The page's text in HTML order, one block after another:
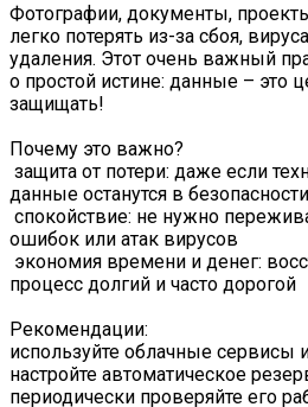
Фотографии, документы,
легко потерять из-за сбоя,
удаления. Этот очень важный
о простой истине: данные – это
защищать!
Почему это важно?
защита от потери: даже если
данные останутся в безопасности
спокойствие: не нужно
ошибок или атак вирусов
экономия времени и денег:
процесс долгий и часто дорогой
Рекомендации:
используйте облачные сервисы
настройте автоматическое
периодически проверяйте его